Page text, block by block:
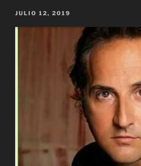
PUBLICADO
JULIO 12, 2019